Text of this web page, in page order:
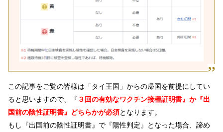
この記事をご覧の皆様は「タイ王国」からの帰国を前提にしてい
ると思いますので、
『 ３回の有効なワクチン接種証明書』か『出
国前の陰性証明書』どちらかが必須となります。
もし『出国前の陰性証明書』で『陽性判定』となった場合、諦め